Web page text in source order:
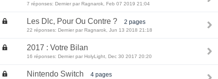
7 réponses: Dernier par Ragnarok, Feb 07 2019 21:04
Les Dlc, Pour Ou Contre ? 2 pages
22 réponses: Dernier par Ragnarok, Jun 13 2018 21:18
2017 : Votre Bilan
16 réponses: Dernier par HolyLight, Dec 30 2017 20:20
Nintendo Switch 4 pages